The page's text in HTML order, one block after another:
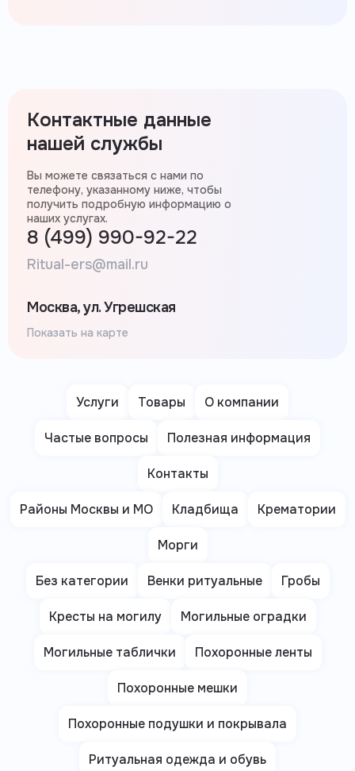
Контактные данные
нашей службы
Вы можете связаться с нами по
телефону, указанному ниже, чтобы
получить подробную информацию о
наших услугах.
8 (499) 990-92-22
Ritual-ers@mail.ru
Москва, ул. Угрешская
Показать на карте
Услуги Товары О компании
Частые вопросы Полезная информация
Контакты
Районы Москвы и МО Кладбища Крематории
Морги
Без категории Венки ритуальные Гробы
Кресты на могилу Могильные оградки
Могильные таблички Похоронные ленты
Похоронные мешки
Похоронные подушки и покрывала
Ритуальная одежда и обувь